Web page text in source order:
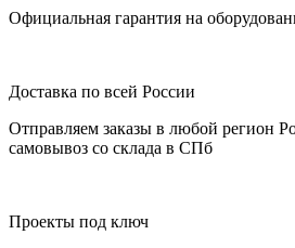
Официальная гарантия на
Доставка по всей России
Отправляем заказы в любой регион
самовывоз со склада в СПб
Проекты под ключ